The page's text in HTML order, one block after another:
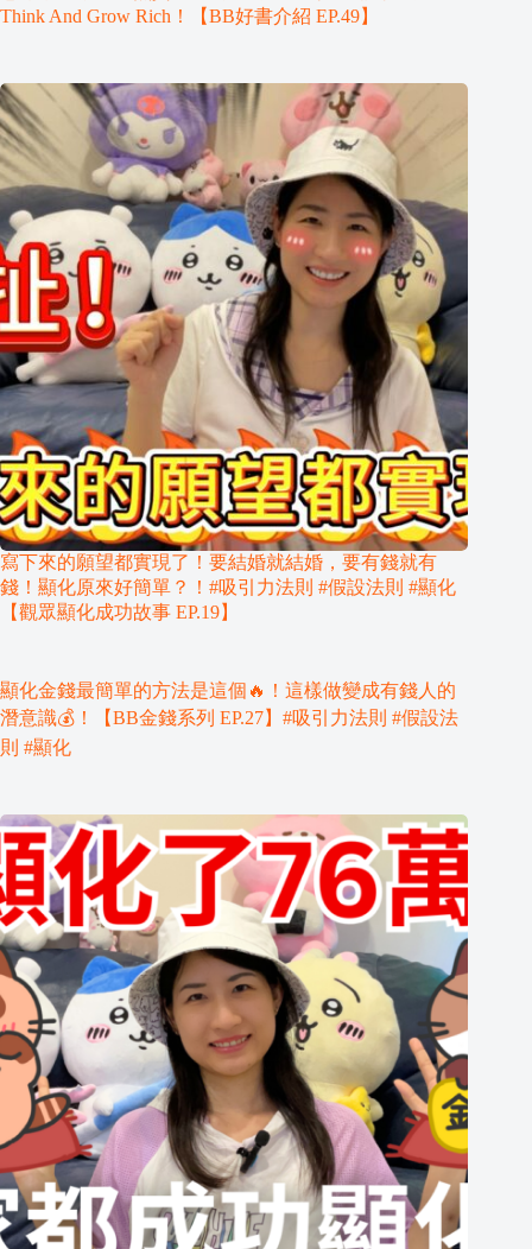
Think And Grow Rich！【BB好書介紹 EP.49】
寫下來的願望都實現了！要結婚就結婚，要有錢就有
錢！顯化原來好簡單？！#吸引力法則 #假設法則 #顯化
【觀眾顯化成功故事 EP.19】
顯化金錢最簡單的方法是這個🔥！這樣做變成有錢人的
潛意識💰！【BB金錢系列 EP.27】#吸引力法則 #假設法
則 #顯化